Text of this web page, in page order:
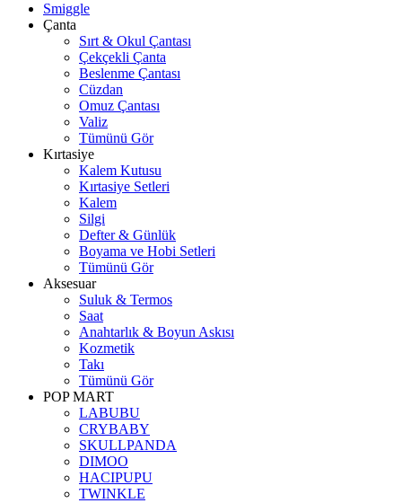
Smiggle
Çanta
Sırt & Okul Çantası
Çekçekli Çanta
Beslenme Çantası
Cüzdan
Omuz Çantası
Valiz
Tümünü Gör
Kırtasiye
Kalem Kutusu
Kırtasiye Setleri
Kalem
Silgi
Defter & Günlük
Boyama ve Hobi Setleri
Tümünü Gör
Aksesuar
Suluk & Termos
Saat
Anahtarlık & Boyun Askısı
Kozmetik
Takı
Tümünü Gör
POP MART
LABUBU
CRYBABY
SKULLPANDA
DIMOO
HACIPUPU
TWINKLE